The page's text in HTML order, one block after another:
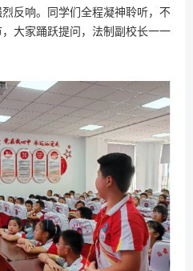
反响。同学们全程凝神聆听，不
大家踊跃提问，法制副校长一一